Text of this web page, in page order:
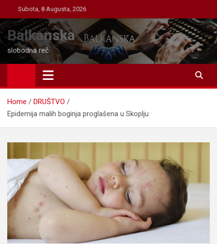
to
content
Subota, 8 Augusta, 2026
Balkanska
slobodna reč
Home
DRUŠTVO
Epidemija malih boginja proglašena u Skoplju